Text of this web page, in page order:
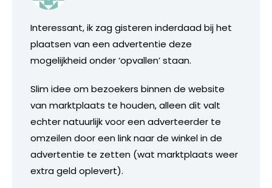
Interessant, ik zag gisteren inderdaad bij het
plaatsen van een advertentie deze
mogelijkheid onder ‘opvallen’ staan.
Slim idee om bezoekers binnen de website
van marktplaats te houden, alleen dit valt
echter natuurlijk voor een adverteerder te
omzeilen door een link naar de winkel in de
advertentie te zetten (wat marktplaats weer
extra geld oplevert).